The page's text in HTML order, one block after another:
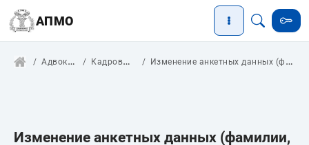
АПМО
Адвокатам Кадровые вопросы Изменение анкетных данных (фамилии, имени, отчества)
Изменение анкетных данных (фамилии,